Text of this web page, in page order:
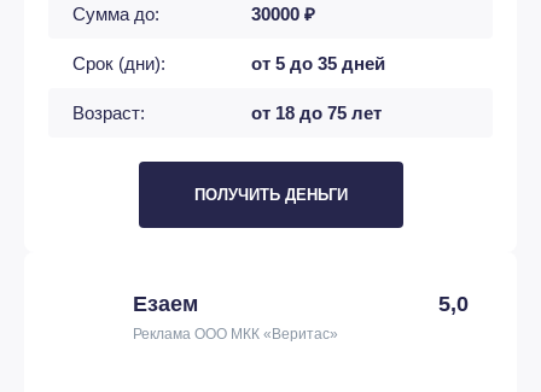
Сумма до: 30000 ₽
Срок (дни): от 5 до 35 дней
Возраст: от 18 до 75 лет
ПОЛУЧИТЬ ДЕНЬГИ
Езаем 5,0
Реклама ООО МКК «Веритас»